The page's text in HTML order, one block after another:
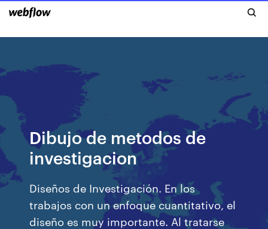
Dibujo de metodos de
investigacion
Diseños de Investigación. En los
trabajos con un enfoque cuantitativo, el
diseño es muy importante. Al tratarse